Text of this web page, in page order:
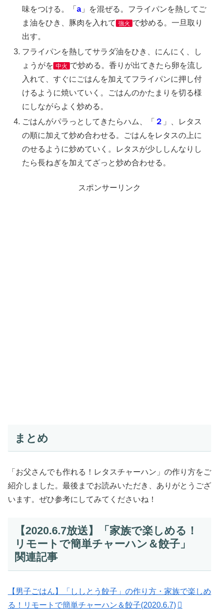
味をつける。「a 」を混ぜる。フライパンを熱してご
ま油をひき、豚肉を入れて 強火 で炒める。一旦取り
出す。
フライパンを熱してサラダ油をひき、にんにく、し
ょうがを 中火 で炒める。香りが出てきたら卵を流し
入れて、すぐにごはんを加えてフライパンに押し付
けるように焼いていく。ごはんのかたまりを切る様
にしながらよく炒める。
ごはんがパラっとしてきたらハム、「 ２ 」、レタス
の順に加えて炒め合わせる。ごはんをレタスの上に
のせるように炒めていく。レタスが少ししんなりし
たら長ねぎを加えてざっと炒め合わせる。
スポンサーリンク
まとめ
「お父さんでも作れる！レタスチャーハン」の作り方をご
紹介しました。最後までお読みいただき、ありがとうござ
います。ぜひ参考にしてみてくださいね！
【2020.6.7放送】「家族で楽しめる！
リモートで簡単チャーハン＆餃子」
関連記事
【男子ごはん】「ししとう餃子」の作り方・家族で楽しめ
る！リモートで簡単チャーハン＆餃子(2020.6.7)